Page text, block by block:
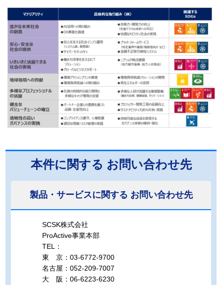
本件に関する お問い合わせ先
製品・サービスに関する お問い合わせ先
SCSK株式会社
ProActive事業本部
TEL：
東 京：03-6772-9700
名古屋：052-209-7007
大 阪：06-6223-6230